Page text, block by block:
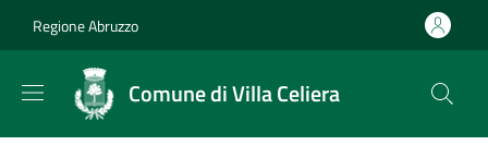
Regione Abruzzo
Comune di Villa Celiera